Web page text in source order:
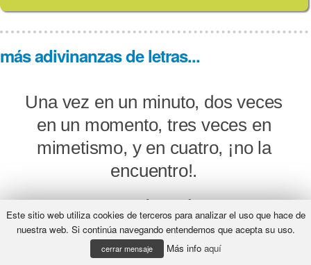
más adivinanzas de letras...
Una vez en un minuto, dos veces
en un momento, tres veces en
mimetismo, y en cuatro, ¡no la
encuentro!.
¿Qué será?
Este sitio web utiliza cookies de terceros para analizar el uso que hace de
nuestra web. Si continúa navegando entendemos que acepta su uso.
cerrar mensaje Más info aquí